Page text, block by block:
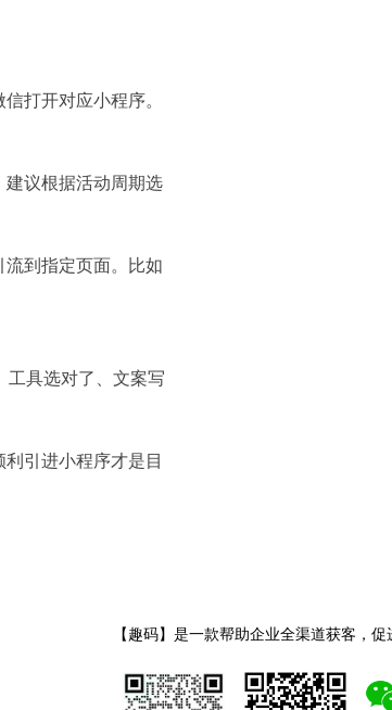
打开对应小程序。
议根据活动周期选
到指定页面。比如
具选对了、文案写
引进小程序才是目
【趣码】是一款帮助企业全渠道获客，